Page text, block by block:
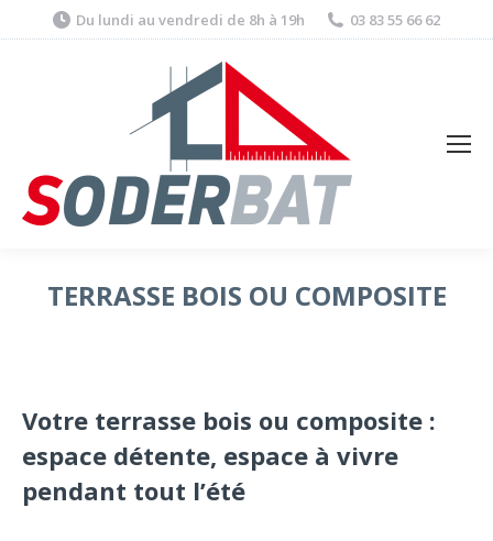
Du lundi au vendredi de 8h à 19h 03 83 55 66 62
TERRASSE BOIS OU COMPOSITE
Votre terrasse bois ou composite :
espace détente, espace à vivre
pendant tout l’été